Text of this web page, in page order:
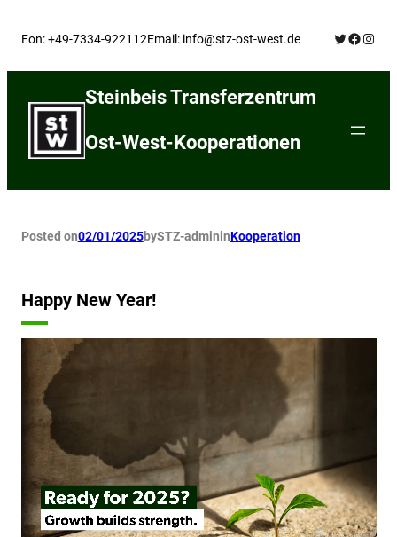
Fon: +49-7334-922112Email: info@stz-ost-west.de Twitter
Steinbeis Transferzentrum
Ost-West-Kooperationen
Posted on02/01/2025bySTZ-admininKooperation
Happy New Year!